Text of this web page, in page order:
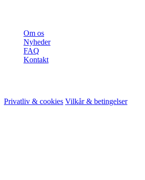
Om os
Nyheder
FAQ
Kontakt
Privatliv & cookies Vilkår & betingelser